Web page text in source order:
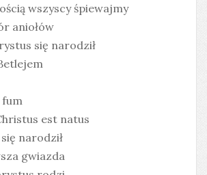
wszyscy śpiewajmy
aniołów
się narodził
fum
est natus
narodził
gwiazda